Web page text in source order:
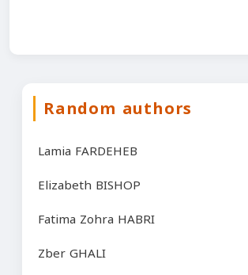
Random authors
Lamia FARDEHEB
Elizabeth BISHOP
Fatima Zohra HABRI
Zber GHALI